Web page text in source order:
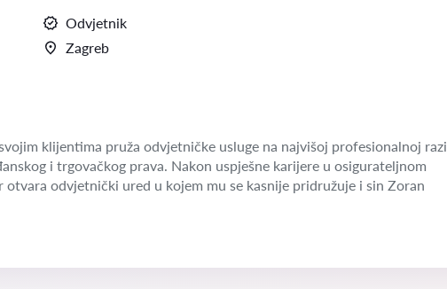
Odvjetnik
Zagreb
klijentima pruža odvjetničke usluge na najvišoj profesionalnoj
i trgovačkog prava. Nakon uspješne karijere u osigurateljnom
odvjetnički ured u kojem mu se kasnije pridružuje i sin Zoran